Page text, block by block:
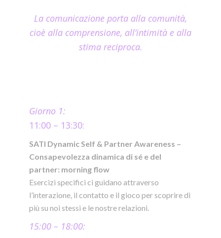
La comunicazione porta alla comunità,
cioè alla comprensione, all’intimità e alla
stima reciproca.
Giorno 1:
11:00 – 13:30:
SATI Dynamic Self & Partner Awareness –
Consapevolezza dinamica di sé e del
partner: morning flow
Esercizi specifici ci guidano attraverso
l’interazione, il contatto e il gioco per scoprire di
più su noi stessi e le nostre relazioni.
15:00 – 18:00: